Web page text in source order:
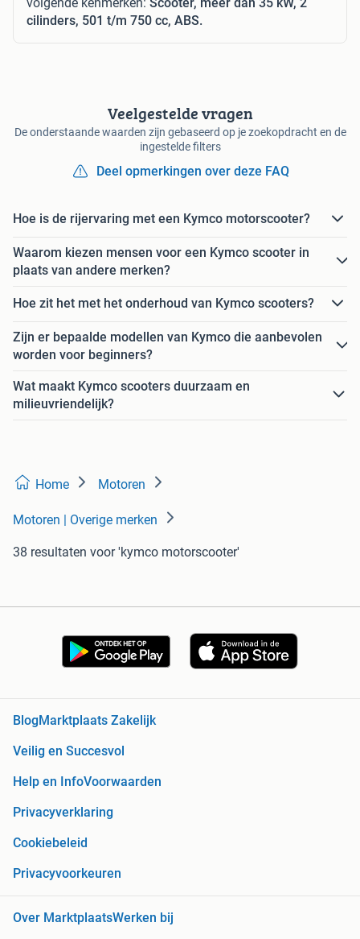
cilinders, 501 t/m 750 cc, ABS.
Veelgestelde vragen
De onderstaande waarden zijn gebaseerd op je zoekopdracht en de
ingestelde filters
Deel opmerkingen over deze FAQ
Hoe is de rijervaring met een Kymco motorscooter?
Waarom kiezen mensen voor een Kymco scooter in
plaats van andere merken?
Hoe zit het met het onderhoud van Kymco scooters?
Zijn er bepaalde modellen van Kymco die aanbevolen
worden voor beginners?
Wat maakt Kymco scooters duurzaam en
milieuvriendelijk?
Home Motoren
Motoren | Overige merken
38 resultaten voor 'kymco motorscooter'
BlogMarktplaats Zakelijk
Veilig en Succesvol
Help en InfoVoorwaarden
Privacyverklaring
Cookiebeleid
Privacyvoorkeuren
Over MarktplaatsWerken bij